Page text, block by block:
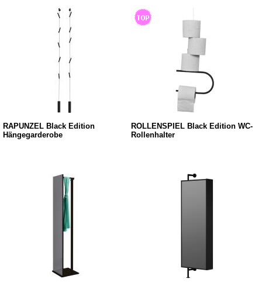
RAPUNZEL Black Edition
Hängegarderobe
ROLLENSPIEL Black Edition WC-
Rollenhalter